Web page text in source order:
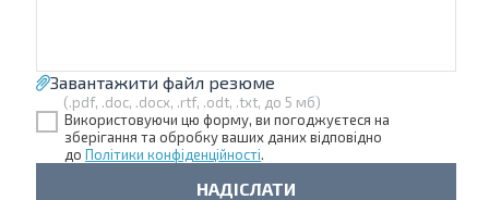
Завантажити файл резюме
(.pdf, .doc, .docx, .rtf, .odt, .txt, до 5 мб)
Використовуючи цю форму, ви погоджуєтеся на
зберігання та обробку ваших даних відповідно
до Політики конфіденційності.
НАДІСЛАТИ